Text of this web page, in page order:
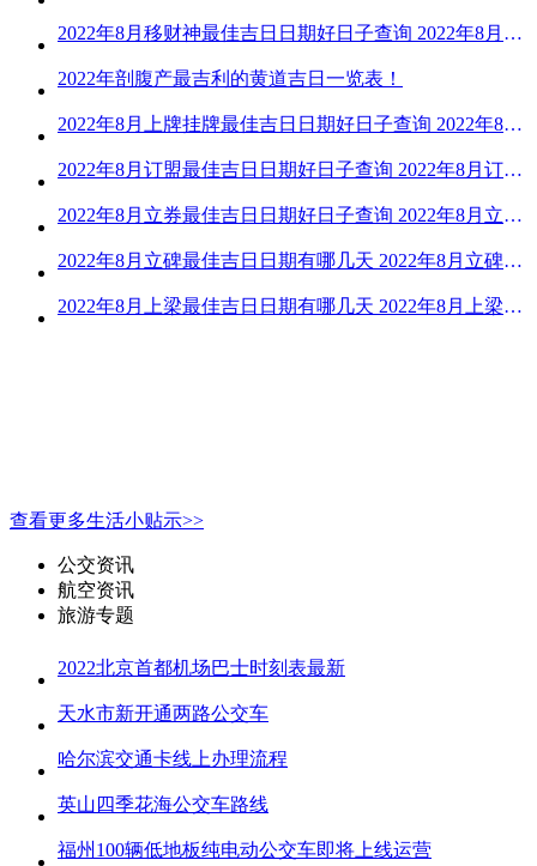
2022年8月移财神最佳吉日日期好日子查询 2022年8月移财神吉日一览
2022年剖腹产最吉利的黄道吉日一览表！
2022年8月上牌挂牌最佳吉日日期好日子查询 2022年8月上牌吉日精选
2022年8月订盟最佳吉日日期好日子查询 2022年8月订盟黄道吉日一览
2022年8月立券最佳吉日日期好日子查询 2022年8月立券的黄道吉日一览
2022年8月立碑最佳吉日日期有哪几天 2022年8月立碑吉日查询
2022年8月上梁最佳吉日日期有哪几天 2022年8月上梁的黄道吉日
查看更多生活小贴示>>
公交资讯
航空资讯
旅游专题
2022北京首都机场巴士时刻表最新
天水市新开通两路公交车
哈尔滨交通卡线上办理流程
英山四季花海公交车路线
福州100辆低地板纯电动公交车即将上线运营